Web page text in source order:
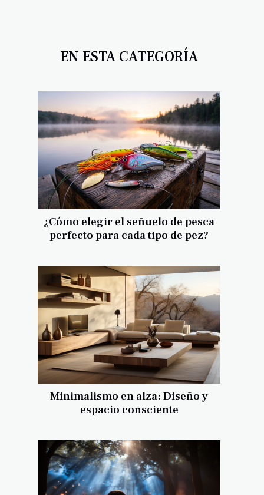
EN ESTA CATEGORÍA
¿Cómo elegir el señuelo de pesca
perfecto para cada tipo de pez?
Minimalismo en alza: Diseño y
espacio consciente